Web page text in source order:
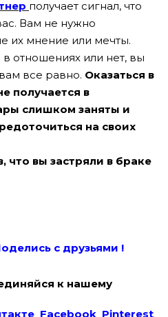
получает сигнал, что
Вам не нужно
их мнение или мечты.
отношениях или нет, вы
все равно. Оказаться в
получается в
слишком заняты и
на своих
что вы застряли в браке
лись с друзьями !
к нашему
Facebook Pinterest